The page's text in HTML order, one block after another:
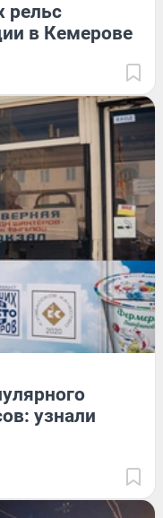
рельс
в Кемерове
узнали